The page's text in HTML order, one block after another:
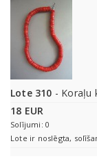
Lote 310 - Koraļu
18 EUR
Solījumi: 0
Lote ir noslēgta,